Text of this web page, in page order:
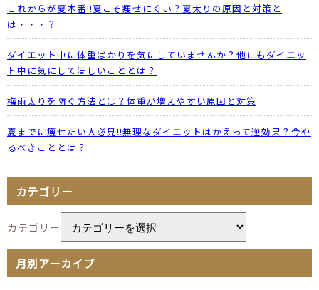
これからが夏本番!!夏こそ痩せにくい？夏太りの原因と対策と
は・・・？
ダイエット中に体重ばかりを気にしていませんか？他にもダイエッ
ト中に気にしてほしいこととは？
梅雨太りを防ぐ方法とは？体重が増えやすい原因と対策
夏までに痩せたい人必見!!無理なダイエットはかえって逆効果？今や
るべきこととは？
カテゴリー
カテゴリー
月別アーカイブ